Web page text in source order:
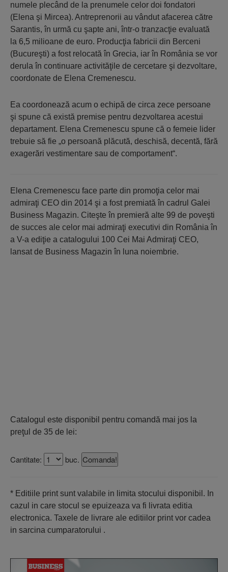
numele plecând de la prenumele celor doi fondatori
(Elena şi Mircea). Antreprenorii au vândut afacerea către
Sarantis, în urmă cu şapte ani, într-o tranzacţie evaluată
la 6,5 milioane de euro. Producţia fabricii din Berceni
(Bucureşti) a fost relocată în Grecia, iar în România se vor
derula în continuare activităţile de cercetare şi dezvoltare,
coordonate de Elena Cremenescu.
Ea coordonează acum o echipă de circa zece persoane
şi spune că există premise pentru dezvoltarea acestui
departament. Elena Cremenescu spune că o femeie lider
trebuie să fie „o persoană plăcută, deschisă, decentă, fără
exagerări vestimentare sau de comportament“.
Elena Cremenescu face parte din promoţia celor mai
admiraţi CEO din 2014 şi a fost premiată în cadrul Galei
Business Magazin. Citeşte în premieră alte 99 de poveşti
de succes ale celor mai admiraţi executivi din România în
a V-a ediţie a catalogului 100 Cei Mai Admiraţi CEO,
lansat de Business Magazin în luna noiembrie.
Catalogul este disponibil pentru comandă mai jos la
preţul de 35 de lei:
Cantitate: buc.
* Editiile print sunt valabile in limita stocului disponibil. In
cazul in care stocul se epuizeaza va fi livrata editia
electronica. Taxele de livrare ale editiilor print vor cadea
in sarcina cumparatorului .